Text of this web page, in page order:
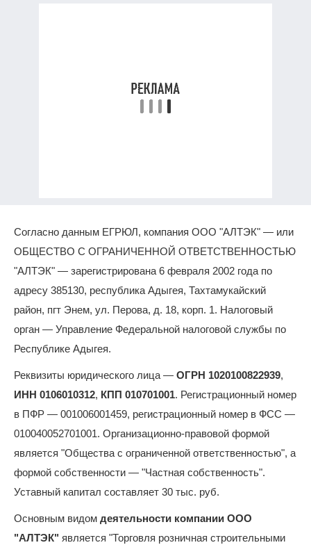
Согласно данным ЕГРЮЛ, компания ООО "АЛТЭК" — или
ОБЩЕСТВО С ОГРАНИЧЕННОЙ ОТВЕТСТВЕННОСТЬЮ
"АЛТЭК" — зарегистрирована 6 февраля 2002 года по
адресу 385130, республика Адыгея, Тахтамукайский
район, пгт Энем, ул. Перова, д. 18, корп. 1. Налоговый
орган — Управление Федеральной налоговой службы по
Республике Адыгея.
Реквизиты юридического лица — ОГРН 1020100822939,
ИНН 0106010312, КПП 010701001. Регистрационный номер
в ПФР — 001006001459, регистрационный номер в ФСС —
010040052701001. Организационно-правовой формой
является "Общества с ограниченной ответственностью", а
формой собственности — "Частная собственность".
Уставный капитал составляет 30 тыс. руб.
Основным видом деятельности компании ООО
"АЛТЭК" является "Торговля розничная строительными